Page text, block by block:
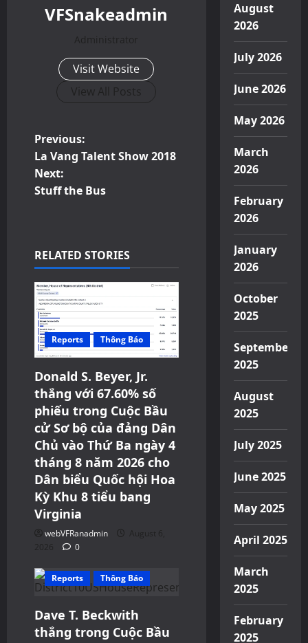
VFSnakeadmin
Administrator
Visit Website
View All Posts
P
o
s
n
a
v
i
g
a
t
i
o
n
Previous:
La Vang Talent Show 2018
Next:
Stuff the Bus
RELATED STORIES
Reports Thông Báo
Donald S. Beyer, Jr.
thắng với 67.60% số
phiếu trong Cuộc Bầu
cử Sơ bộ của đảng Dân
Chủ vào Thứ Ba ngày 4
tháng 8 năm 2026 cho
Dân biểu Quốc hội Hoa
Kỳ Khu 8 tiểu bang
Virginia
webVFRanadmin
August 6,
2026
0
Reports Thông Báo
Dave T. Beckwith
thắng trong Cuộc Bầu
August
2026
July 2026
June 2026
May 2026
March
2026
February
2026
January
2026
October
2025
September
2025
August
2025
July 2025
June 2025
May 2025
April 2025
March
2025
February
2025